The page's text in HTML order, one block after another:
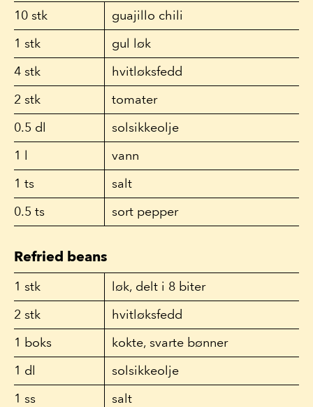
10 stk
guajillo chili
1 stk
gul løk
4 stk
hvitløksfedd
2 stk
tomater
0.5 dl
solsikkeolje
1 l
vann
1 ts
salt
0.5 ts sort pepper
Refried beans
1 stk
løk, delt i 8 biter
2 stk
hvitløksfedd
1 boks
kokte, svarte bønner
1 dl
solsikkeolje
1 ss
salt